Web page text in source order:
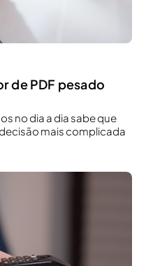
de PDF pesado
no dia a dia sabe que
mais complicada